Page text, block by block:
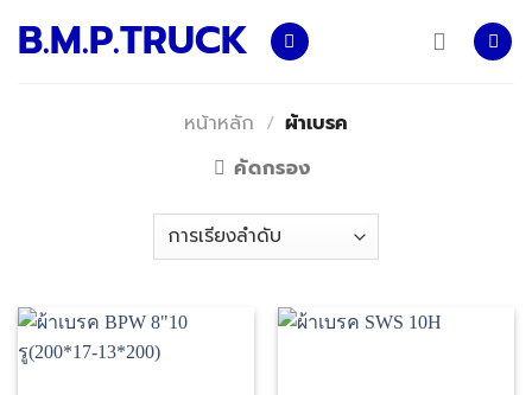
B.M.P.TRUCK
หน้าหลัก / ผ้าเบรค
คัดกรอง